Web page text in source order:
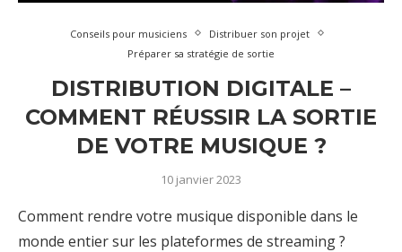
Conseils pour musiciens
Distribuer son projet
Préparer sa stratégie de sortie
DISTRIBUTION DIGITALE –
COMMENT RÉUSSIR LA SORTIE
DE VOTRE MUSIQUE ?
10 janvier 2023
Comment rendre votre musique disponible dans le
monde entier sur les plateformes de streaming ?